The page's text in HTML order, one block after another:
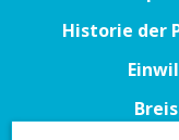
Historie der